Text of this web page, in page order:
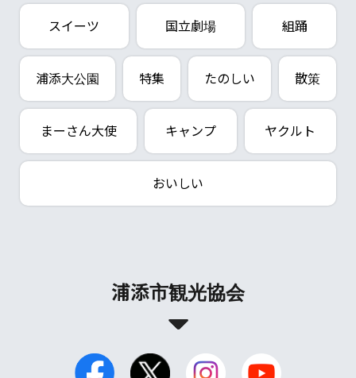
スイーツ 国立劇場 組踊
浦添大公園 特集 たのしい 散策
まーさん大使 キャンプ ヤクルト
おいしい
浦添市観光協会